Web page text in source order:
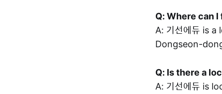
Q: Where can
A: 기선에듀 is
Dongseon-
Q: Is there a
A: 기선에듀 is